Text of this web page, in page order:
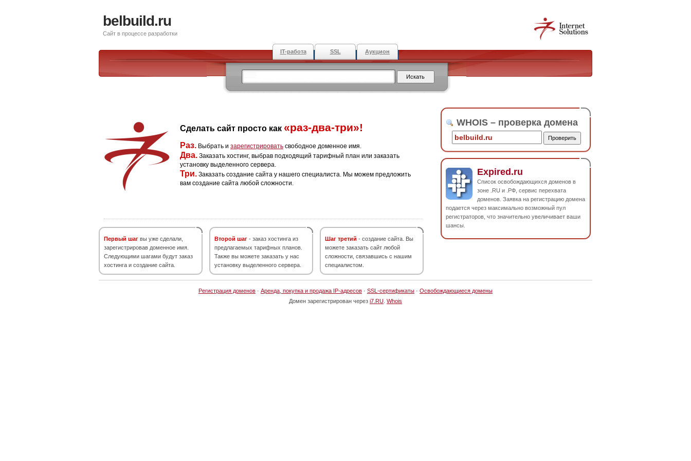
belbuild.ru
Сайт в процессе разработки
IT-работа SSL Аукцион
Сделать сайт просто как «раз-два-три»!
Раз. Выбрать и зарегистрировать свободное доменное имя.
Два. Заказать хостинг, выбрав подходящий тарифный план или заказать
установку выделенного сервера.
Три. Заказать создание сайта у нашего специалиста. Мы можем предложить
вам создание сайта любой сложности.
Первый шаг вы уже сделали,
зарегистрировав доменное имя.
Следующими шагами будут заказ
хостинга и создание сайта.
Второй шаг - заказ хостинга из
предлагаемых тарифных планов.
Также вы можете заказать у нас
установку выделенного сервера.
Шаг третий - создание сайта. Вы
можете заказать сайт любой
сложности, связавшись с нашим
специалистом.
WHOIS – проверка домена
Expired.ru
Список освобождающихся доменов в
зоне .RU и .РФ, сервис перехвата
доменов. Заявка на регистрацию домена
подается через максимально возможный пул
регистраторов, что значительно увеличивает ваши
шансы.
Регистрация доменов · Аренда, покупка и продажа IP-адресов · SSL-сертификаты · Освобождающиеся домены
Домен зарегистрирован через i7.RU Whois